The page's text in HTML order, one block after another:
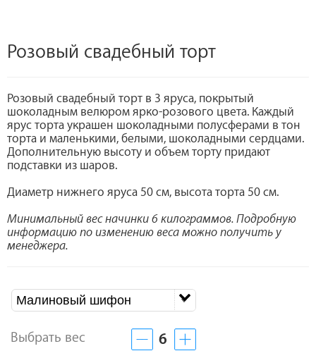
Розовый свадебный торт
Розовый свадебный торт в 3 яруса, покрытый
шоколадным велюром ярко-розового цвета. Каждый
ярус торта украшен шоколадными полусферами в тон
торта и маленькими, белыми, шоколадными сердцами.
Дополнительную высоту и объем торту придают
подставки из шаров.
Диаметр нижнего яруса 50 см, высота торта 50 см.
Минимальный вес начинки 6 килограммов. Подробную
информацию по изменению веса можно получить у
менеджера.
Малиновый шифон
Выбрать вес 6